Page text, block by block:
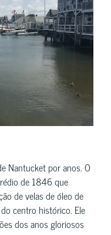
Nantucket por anos. O
de 1846 que
de velas de óleo de
centro histórico. Ele
dos anos gloriosos